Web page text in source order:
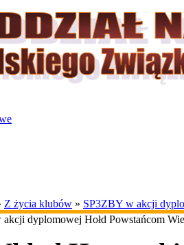
Z życia klubów » SP3ZBY w akcji
dyplomowej Hołd Powstańcom